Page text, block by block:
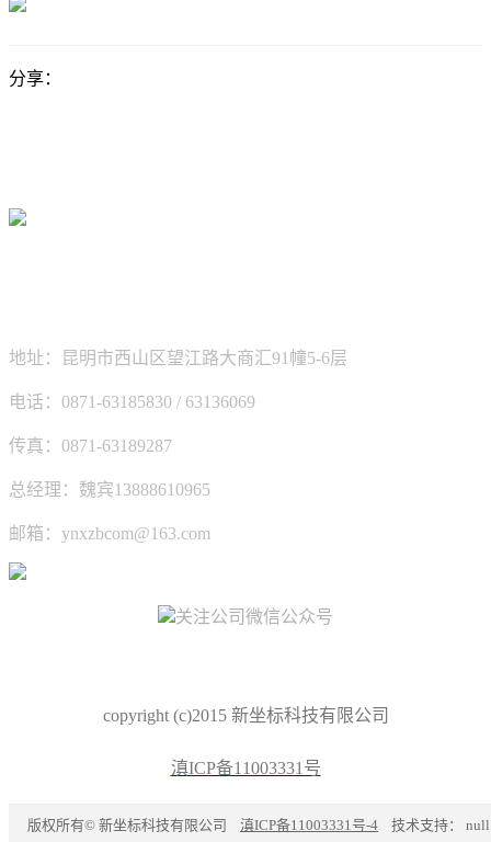
分享：
地址：昆明市西山区望江路大商汇91幢5-6层
电话：0871-63185830 / 63136069
传真：0871-63189287
总经理：魏宾13888610965
邮箱：ynxzbcom@163.com
关注公司微信公众号
copyright (c)2015 新坐标科技有限公司
滇ICP备11003331号
版权所有© 新坐标科技有限公司 滇ICP备11003331号-4 技术支持： null